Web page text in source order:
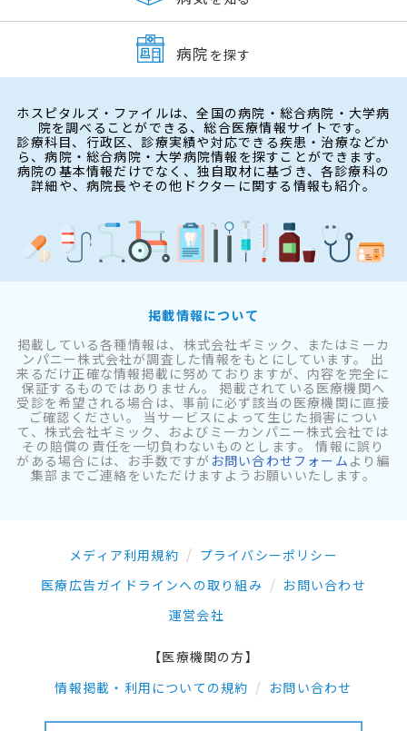
病院 を探す
ホスピタルズ・ファイルは、全国の病院・総合病院・大学病
院を調べることができる、総合医療情報サイトです。
診療科目、行政区、診療実績や対応できる疾患・治療などか
ら、病院・総合病院・大学病院情報を探すことができます。
病院の基本情報だけでなく、独自取材に基づき、各診療科の
詳細や、病院長やその他ドクターに関する情報も紹介。
掲載情報について
掲載している各種情報は、株式会社ギミック、またはミーカ
ンパニー株式会社が調査した情報をもとにしています。 出
来るだけ正確な情報掲載に努めておりますが、内容を完全に
保証するものではありません。 掲載されている医療機関へ
受診を希望される場合は、事前に必ず該当の医療機関に直接
ご確認ください。 当サービスによって生じた損害につい
て、株式会社ギミック、およびミーカンパニー株式会社では
その賠償の責任を一切負わないものとします。 情報に誤り
がある場合には、お手数ですが お問い合わせフォーム より編
集部までご連絡をいただけますようお願いいたします。
メディア利用規約
プライバシーポリシー
医療広告ガイドラインへの取り組み
お問い合わせ
運営会社
【医療機関の方】
情報掲載・利用についての規約
お問い合わせ